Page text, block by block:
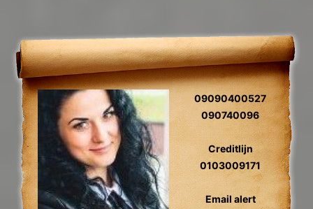
09090400527
090740096
Creditlijn
0103009171
Email alert